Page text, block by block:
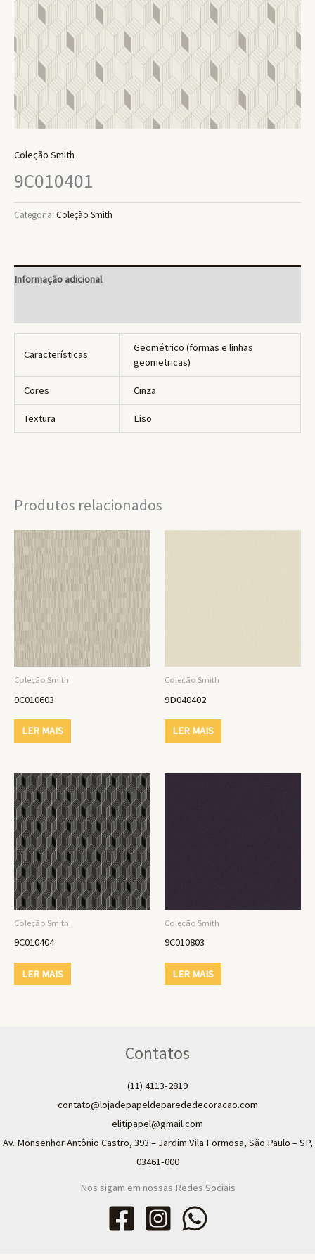
Coleção Smith
9C010401
Categoria: Coleção Smith
Informação adicional
Características
Geométrico (formas e linhas
geometricas)
Cores Cinza
Textura Liso
Produtos relacionados
Coleção Smith
9C010603
LER MAIS
Coleção Smith
9D040402
LER MAIS
Coleção Smith
9C010404
LER MAIS
Coleção Smith
9C010803
LER MAIS
Contatos
(11) 4113-2819
contato@lojadepapeldeparededecoracao.com
elitipapel@gmail.com​
Av. Monsenhor Antônio Castro, 393 – Jardim Vila Formosa, São Paulo – SP,
03461-000
Nos sigam em nossas Redes Sociais